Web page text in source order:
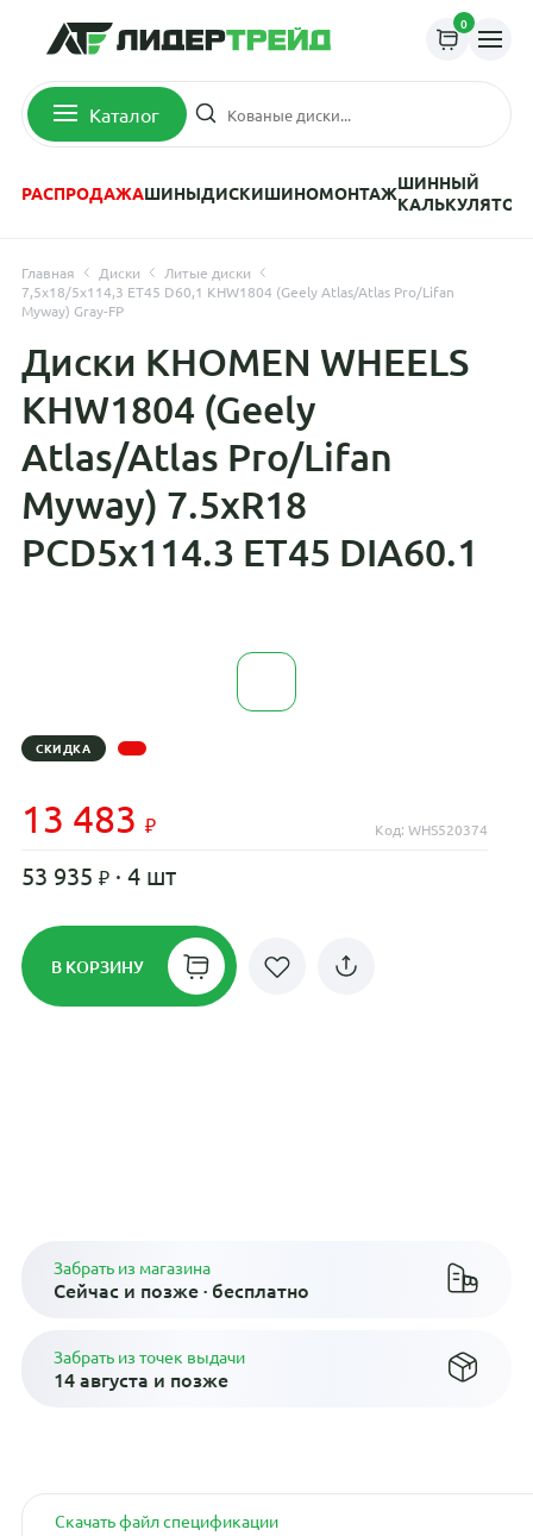
0
Каталог
РАСПРОДАЖАШИНЫДИСКИШИНОМОНТАЖШИННЫЙ
КАЛЬКУЛЯТОР
Главная Диски
Литые диски
7,5x18/5x114,3 ET45 D60,1 KHW1804 (Geely Atlas/Atlas Pro/Lifan
Myway) Gray-FP
Диски KHOMEN WHEELS
KHW1804 (Geely
Atlas/Atlas Pro/Lifan
Myway) 7.5xR18
PCD5x114.3 ET45 DIA60.1
СКИДКА
13 483 Код: WHS520374
53 935 · 4 шт
В КОРЗИНУ
Забрать из магазина
Сейчас и позже · бесплатно
Забрать из точек выдачи
14 августа и позже
Скачать файл спецификации